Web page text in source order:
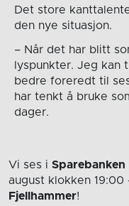
Det store
den nye situasjon.
– Når det har blitt
lyspunkter. Jeg kan
bedre foreredt til
har tenkt å bruke
dager.
Vi ses i Sparebanken
august klokken 19:00
Fjellhammer!